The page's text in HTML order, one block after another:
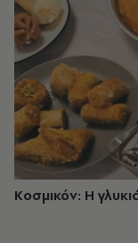
Κοσμικόν: Η